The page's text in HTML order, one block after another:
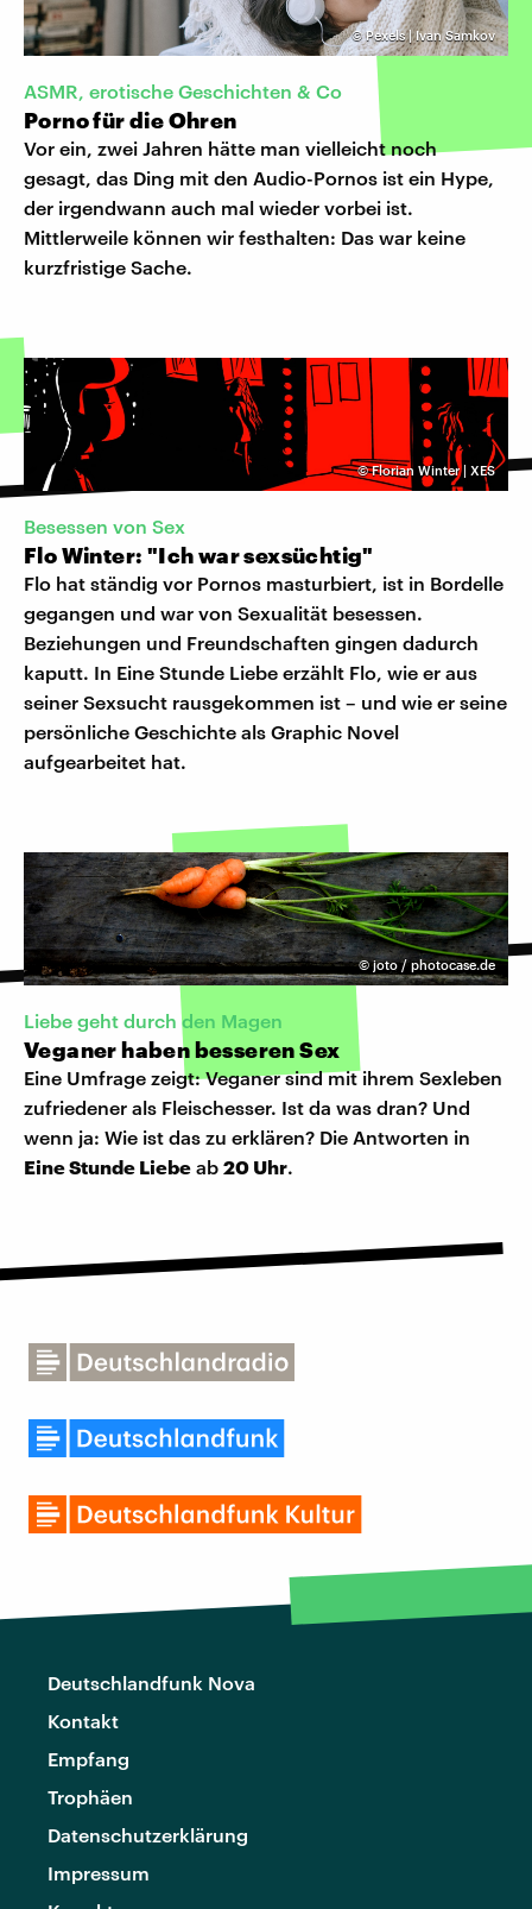
©Pexels | Ivan Samkov
ASMR, erotische Geschichten & Co
Porno für die Ohren
Vor ein, zwei Jahren hätte man vielleicht noch
gesagt, das Ding mit den Audio-Pornos ist ein Hype,
der irgendwann auch mal wieder vorbei ist.
Mittlerweile können wir festhalten: Das war keine
kurzfristige Sache.
©Florian Winter | XES
Besessen von Sex
Flo Winter: "Ich war sexsüchtig"
Flo hat ständig vor Pornos masturbiert, ist in Bordelle
gegangen und war von Sexualität besessen.
Beziehungen und Freundschaften gingen dadurch
kaputt. In Eine Stunde Liebe erzählt Flo, wie er aus
seiner Sexsucht rausgekommen ist – und wie er seine
persönliche Geschichte als Graphic Novel
aufgearbeitet hat.
©joto / photocase.de
Liebe geht durch den Magen
Veganer haben besseren Sex
Eine Umfrage zeigt: Veganer sind mit ihrem Sexleben
zufriedener als Fleischesser. Ist da was dran? Und
wenn ja: Wie ist das zu erklären? Die Antworten in
Eine Stunde Liebe ab 20 Uhr.
Deutschlandfunk Nova
Kontakt
Empfang
Trophäen
Datenschutzerklärung
Impressum